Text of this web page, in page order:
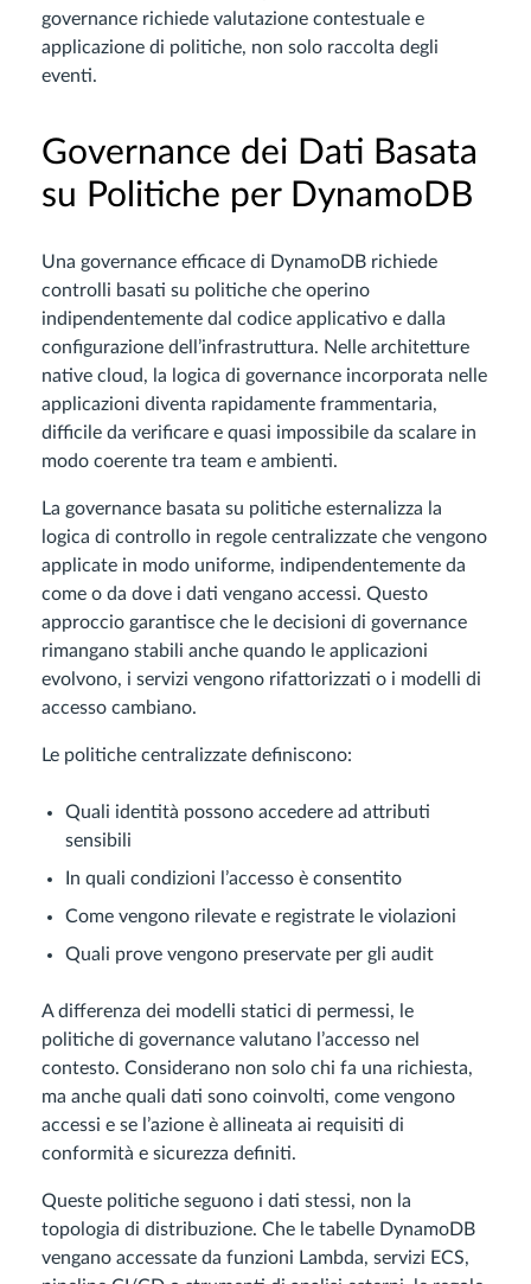
governance richiede valutazione contestuale e
applicazione di politiche, non solo raccolta degli
eventi.
Governance dei Dati Basata
su Politiche per DynamoDB
Una governance efficace di DynamoDB richiede
controlli basati su politiche che operino
indipendentemente dal codice applicativo e dalla
configurazione dell’infrastruttura. Nelle architetture
native cloud, la logica di governance incorporata nelle
applicazioni diventa rapidamente frammentaria,
difficile da verificare e quasi impossibile da scalare in
modo coerente tra team e ambienti.
La governance basata su politiche esternalizza la
logica di controllo in regole centralizzate che vengono
applicate in modo uniforme, indipendentemente da
come o da dove i dati vengano accessi. Questo
approccio garantisce che le decisioni di governance
rimangano stabili anche quando le applicazioni
evolvono, i servizi vengono rifattorizzati o i modelli di
accesso cambiano.
Le politiche centralizzate definiscono:
Quali identità possono accedere ad attributi
sensibili
In quali condizioni l’accesso è consentito
Come vengono rilevate e registrate le violazioni
Quali prove vengono preservate per gli audit
A differenza dei modelli statici di permessi, le
politiche di governance valutano l’accesso nel
contesto. Considerano non solo chi fa una richiesta,
ma anche quali dati sono coinvolti, come vengono
accessi e se l’azione è allineata ai requisiti di
conformità e sicurezza definiti.
Queste politiche seguono i dati stessi, non la
topologia di distribuzione. Che le tabelle DynamoDB
vengano accessate da funzioni Lambda, servizi ECS,